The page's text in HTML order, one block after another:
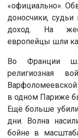
«официально».
доносчики, судьи
доход. На
европейцы шли
Во Франции
религиозная
Варфоломеевской
в одном Париже
Ещё больше
дни. Волна
бойне в